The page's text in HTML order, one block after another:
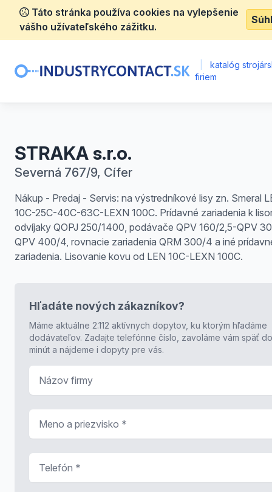
Táto stránka používa cookies na vylepšenie
vášho užívateľského zážitku.
katalóg
firiem
STRAKA s.r.o.
Severná 767/9, Cífer
Nákup - Predaj - Servis: na výstredníkové lisy zn. Smeral
10C-25C-40C-63C-LEXN 100C. Prídavné zariadenia k
odvíjaky QOPJ 250/1400, podávače QPV 160/2,5-QPV
QPV 400/4, rovnacie zariadenia QRM 300/4 a iné
zariadenia. Lisovanie kovu od LEN 10C-LEXN 100C.
Hľadáte nových zákazníkov?
Máme aktuálne 2.112 aktívnych dopytov, ku ktorým hľadáme
dodávateľov. Zadajte telefónne číslo, zavoláme vám späť
minút a nájdeme i dopyty pre vás.